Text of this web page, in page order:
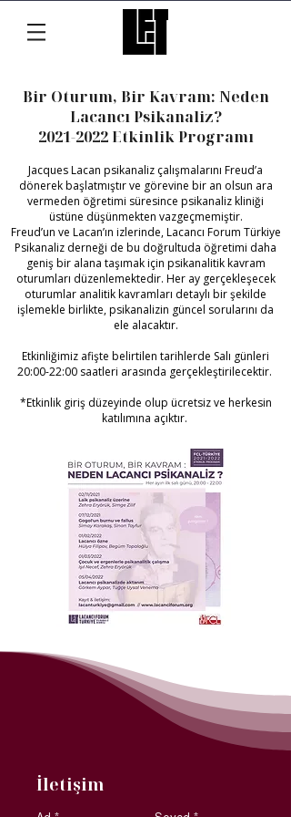
Bir Oturum, Bir Kavram: Neden
Lacancı Psikanaliz?
2021-2022Etkinlik Programı
Jacques Lacan psikanaliz çalışmalarını Freud’a
dönerek başlatmıştır ve görevine bir an olsun ara
vermeden öğretimi süresince psikanaliz kliniği
üstüne düşünmekten vazgeçmemiştir.
Freud’un ve Lacan’ın izlerinde, Lacancı Forum Türkiye
Psikanaliz derneği de bu doğrultuda öğretimi daha
geniş bir alana taşımak için psikanalitik kavram
oturumları düzenlemektedir. Her ay gerçekleşecek
oturumlar analitik kavramları detaylı bir şekilde
işlemekle birlikte, psikanalizin güncel sorularını da
ele alacaktır.
Etkinliğimiz afişte belirtilen tarihlerde Salı günleri
20:00-22:00 saatleri arasında gerçekleştirilecektir.
*Etkinlik giriş düzeyinde olup ücretsiz ve herkesin
katılımına açıktır.
İletişim